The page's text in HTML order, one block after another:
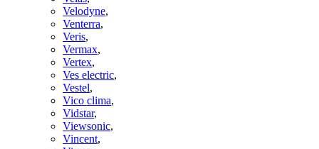
Velodyne,
Venterra,
Veris,
Vermax,
Vertex,
Ves electric,
Vestel,
Vico clima,
Vidstar,
Viewsonic,
Vincent,